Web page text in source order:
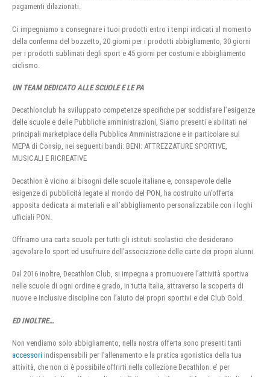
pagamenti dilazionati.
Ci impegniamo a consegnare i tuoi prodotti entro i tempi indicati al momento
della conferma del bozzetto, 20 giorni per i prodotti abbigliamento, 30 giorni
per i prodotti sublimati degli sport e 45 giorni per costumi e abbigliamento
ciclismo.
UN TEAM DEDICATO ALLE SCUOLE E LE PA
Decathlonclub ha sviluppato competenze specifiche per soddisfare l’esigenze
delle scuole e delle Pubbliche amministrazioni, Siamo presenti e abilitati nei
principali marketplace della Pubblica Amministrazione e in particolare sul
MEPA di Consip, nei seguenti bandi: BENI: ATTREZZATURE SPORTIVE,
MUSICALI E RICREATIVE
Decathlon è vicino ai bisogni delle scuole italiane e, consapevole delle
esigenze di pubblicità legate al mondo del PON, ha costruito un’offerta
apposita dedicata ai materiali e all’abbigliamento personalizzabile con i loghi
ufficiali PON.
Offriamo una carta scuola per tutti gli istituti scolastici che desiderano
agevolare lo sport ed usufruire dell’associazione delle carte dei propri alunni.
Dal 2016 inoltre, Decathlon Club, si impegna a promuovere l’attività sportiva
nelle scuole di ogni ordine e grado, in tutta Italia, attraverso la scoperta di
nuove e inclusive discipline con l’aiuto dei propri sportivi e dei Club Gold.
ED INOLTRE…
Non vendiamo solo abbigliamento, nella nostra offerta sono presenti tanti
accessori indispensabili per l’allenamento e la pratica agonistica della tua
attività, che non ci è possibile offrirti nella collezione Decathlon. e’ per